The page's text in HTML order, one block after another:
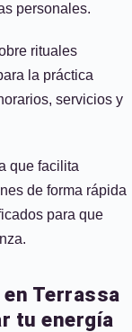
personales.
rituales
la práctica
servicios y
que facilita
de forma rápida
para que
Terrassa
tu energía